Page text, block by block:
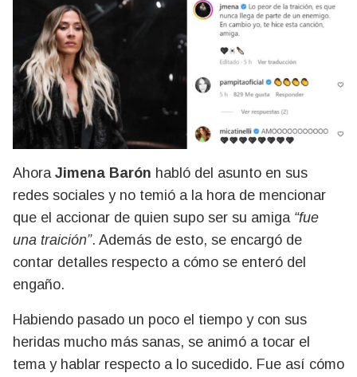
Ahora Jimena Barón habló del asunto en sus
redes sociales y no temió a la hora de mencionar
que el accionar de quien supo ser su amiga “fue
una traición”. Además de esto, se encargó de
contar detalles respecto a cómo se enteró del
engaño.
Habiendo pasado un poco el tiempo y con sus
heridas mucho más sanas, se animó a tocar el
tema y hablar respecto a lo sucedido. Fue así cómo